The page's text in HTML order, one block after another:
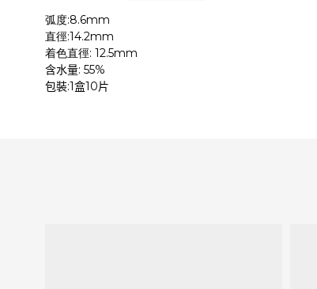
弧度:8.6mm
直徑:14.2mm
着色直徑: 12.5mm
含水量: 55%
包裝:1盒10片